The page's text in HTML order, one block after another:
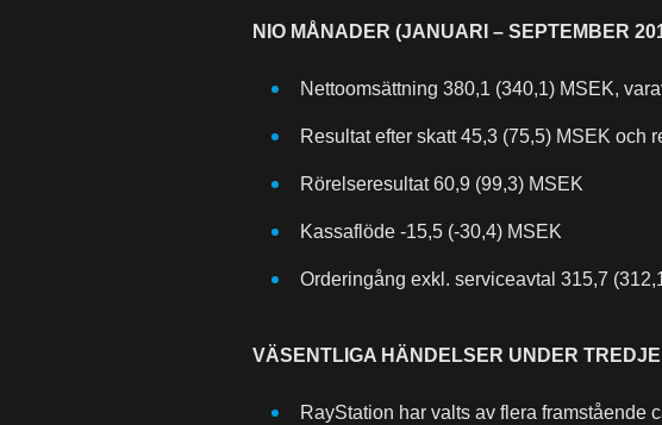
NIO MÅNADER (JANUARI – SEPTEMBER
Nettoomsättning 380,1 (340,1) MSEK,
Resultat efter skatt 45,3 (75,5) MSEK och
Rörelseresultat 60,9 (99,3) MSEK
Kassaflöde -15,5 (-30,4) MSEK
Orderingång exkl. serviceavtal 315,7
VÄSENTLIGA HÄNDELSER UNDER
RayStation har valts av flera framstående